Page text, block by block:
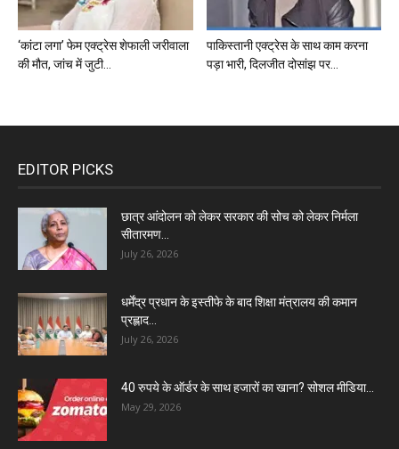
‘कांटा लगा’ फेम एक्ट्रेस शेफाली जरीवाला
की मौत, जांच में जुटी...
पाकिस्तानी एक्ट्रेस के साथ काम करना
पड़ा भारी, दिलजीत दोसांझ पर...
EDITOR PICKS
छात्र आंदोलन को लेकर सरकार की सोच को लेकर निर्मला
सीतारमण...
July 26, 2026
धर्मेंद्र प्रधान के इस्तीफे के बाद शिक्षा मंत्रालय की कमान
प्रह्लाद...
July 26, 2026
40 रुपये के ऑर्डर के साथ हजारों का खाना? सोशल मीडिया...
May 29, 2026